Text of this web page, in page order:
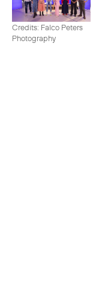
Credits: Falco Peters
Photography